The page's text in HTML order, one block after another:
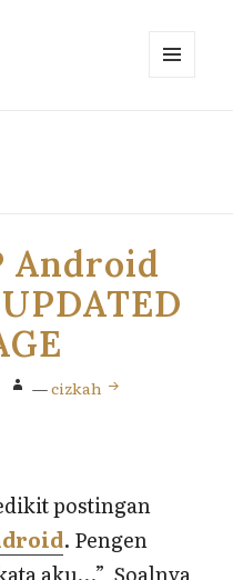
Android
—cizkah
postingan
. Pengen